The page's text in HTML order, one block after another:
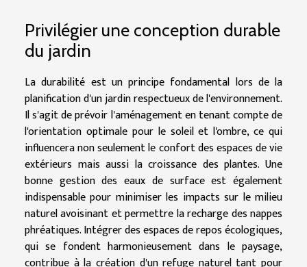
Privilégier une conception durable
du jardin
La durabilité est un principe fondamental lors de la
planification d'un jardin respectueux de l'environnement.
Il s'agit de prévoir l'aménagement en tenant compte de
l'orientation optimale pour le soleil et l'ombre, ce qui
influencera non seulement le confort des espaces de vie
extérieurs mais aussi la croissance des plantes. Une
bonne gestion des eaux de surface est également
indispensable pour minimiser les impacts sur le milieu
naturel avoisinant et permettre la recharge des nappes
phréatiques. Intégrer des espaces de repos écologiques,
qui se fondent harmonieusement dans le paysage,